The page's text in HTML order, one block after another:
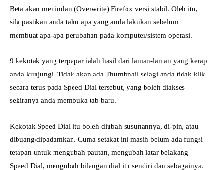
Beta akan menindan (Overwrite) Firefox versi stabil. Oleh itu,
sila pastikan anda tahu apa yang anda lakukan sebelum
membuat apa-apa perubahan pada komputer/sistem operasi.
9 kekotak yang terpapar ialah hasil dari laman-laman yang kerap
anda kunjungi. Tidak akan ada Thumbnail selagi anda tidak klik
secara terus pada Speed Dial tersebut, yang boleh diakses
sekiranya anda membuka tab baru.
Kekotak Speed Dial itu boleh diubah susunannya, di-pin, atau
dibuang/dipadamkan. Cuma setakat ini masih belum ada fungsi
tetapan untuk mengubah pautan, mengubah latar belakang
Speed Dial, mengubah bilangan dial itu sendiri dan sebagainya.